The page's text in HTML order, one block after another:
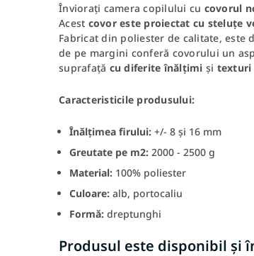
Înviorați camera copilului cu covorul
Acest covor este proiectat cu steluțe
Fabricat din poliester de calitate,
de pe margini conferă covorului un
suprafață cu diferite înălțimi și texturi
Caracteristicile produsului:
Înălțimea firului: +/- 8 și 16 mm
Greutate pe m2: 2000 - 2500 g
Material: 100% poliester
Culoare: alb, portocaliu
Formă: dreptunghi
Produsul este disponibil și